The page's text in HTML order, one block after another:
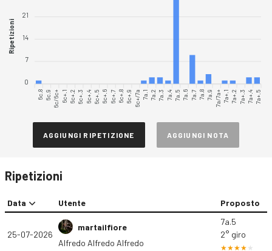
21
14
7
0
Ripetizioni
6c.8 6c.9 6c/6c+ 6c+.1 6c+.2 6c+.3 6c+.4 6c+.5 6c+.6 6c+.7 6c+.8 6c+.9 6c+/7a 7a.1 7a.2 7a.3 7a.4 7a.5 7a.6 7a.7 7a.8 7a.9 7a/7a+ 7a+.1 7a+.2 7a+.3 7a+.4 7a+.5
AGGIUNGI RIPETIZIONE AGGIUNGI NOTA
Ripetizioni
Data Utente Proposto
25-07-2026
martailfiore
Alfredo Alfredo Alfredo
7a.5
2° giro